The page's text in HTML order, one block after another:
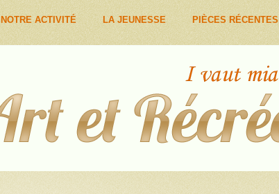
NOTRE ACTIVITÉ LA JEUNESSE PIÈCES RÉCENTES